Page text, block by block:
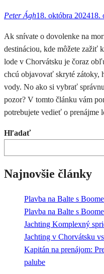
Peter Ágh18. októbra 202418.
Ak snívate o dovolenke na
destináciou, kde môžete zažiť
lode v Chorvátsku je čoraz
chcú objavovať skryté zátoky,
vody. No ako si vybrať
pozor? V tomto článku vám
potrebujete vedieť o prenájme
Hľadať
Najnovšie články
Plavba na Balte s
Plavba na Balte s
Jachting Komplexný
Jachting v Chorvátsku
Kapitán na prenájom:
palube